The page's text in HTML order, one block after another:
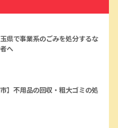
玉県で事業系のごみを処分するな
へ
市】不用品の回収・粗大ゴミの処